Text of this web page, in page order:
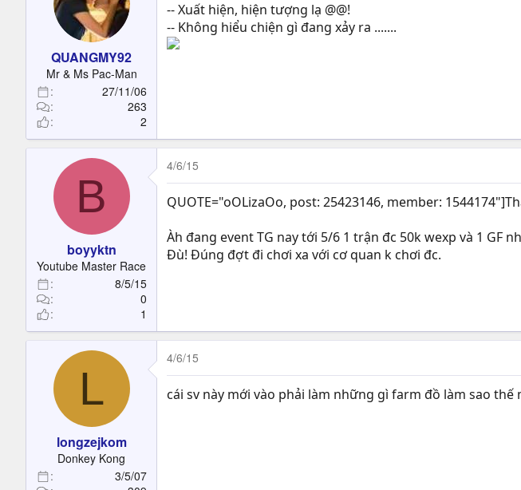
QUANGMY92
Mr & Ms Pac-Man
27/11/06
263
2
-- Xuất hiện, hiện tượng lạ @@!
-- Không hiểu chiện gì đang xảy ra .......
B
boyyktn
Youtube Master Race
8/5/15
0
1
4/6/15
QUOTE="oOLizaOo, post: 25423146, member:
Àh đang event TG nay tới 5/6 1 trận đc 50k wexp và 1 GF
Đù! Đúng đợt đi chơi xa với cơ quan k chơi đc.
L
longzejkom
Donkey Kong
3/5/07
4/6/15
cái sv này mới vào phải làm những gì farm đồ làm sao thế